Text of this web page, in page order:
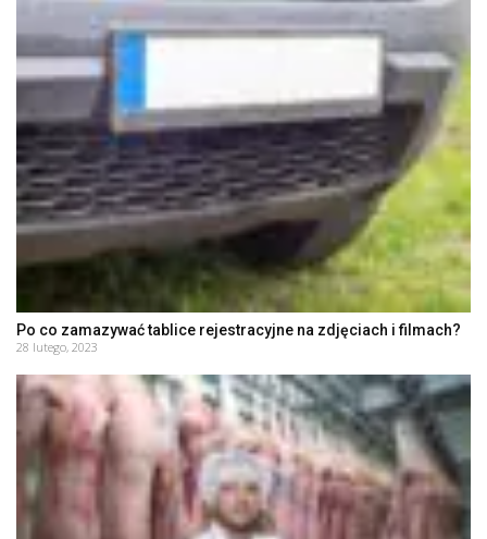
Po co zamazywać tablice rejestracyjne na zdjęciach i filmach?
28 lutego, 2023